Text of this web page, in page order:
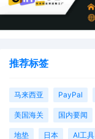
推荐标签
马来西亚 PayPal
美国海关 国内要闻
地垫 日本 AI工具